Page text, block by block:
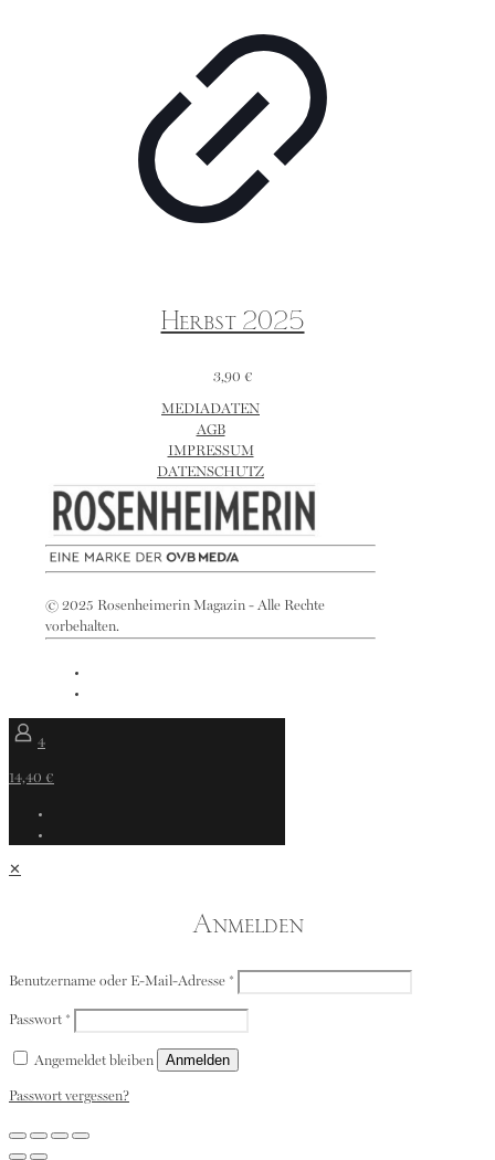
Herbst 2025
3,90 €
MEDIADATEN
AGB
IMPRESSUM
DATENSCHUTZ
© 2025 Rosenheimerin Magazin - Alle Rechte
vorbehalten.
4
14,40 €
✕
Anmelden
Benutzername oder E-Mail-Adresse *
Passwort *
Angemeldet bleiben Anmelden
Passwort vergessen?